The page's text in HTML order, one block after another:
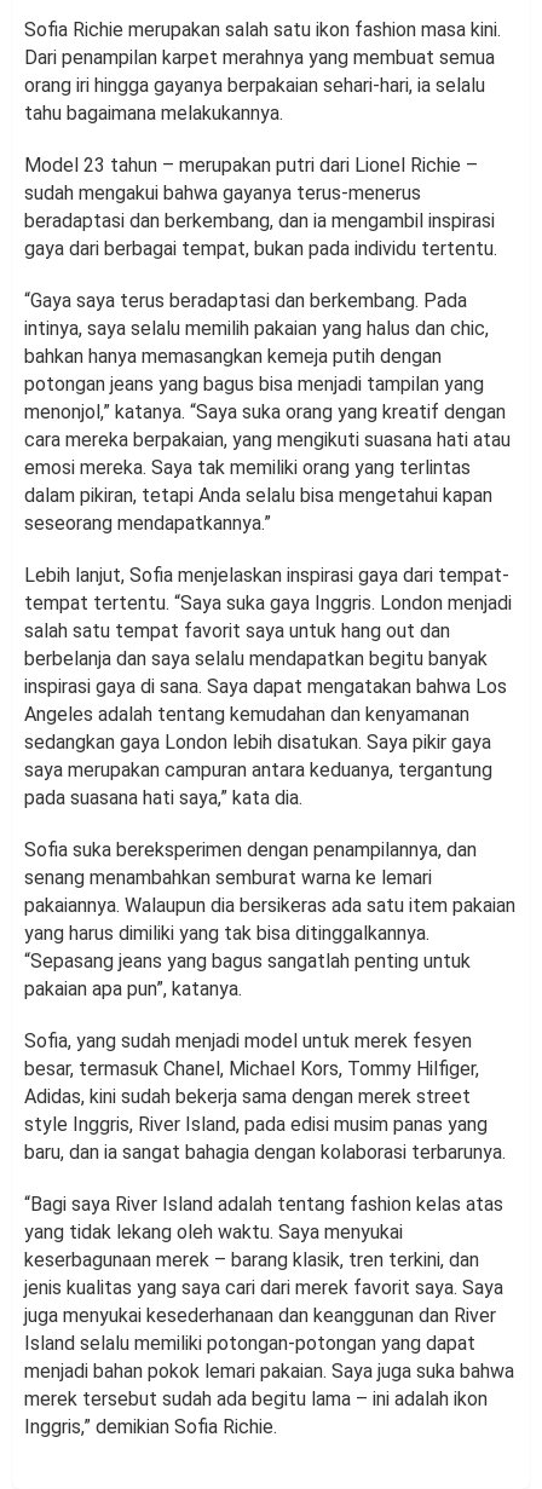
Sofia Richie merupakan salah satu ikon fashion masa kini.
Dari penampilan karpet merahnya yang membuat semua
orang iri hingga gayanya berpakaian sehari-hari, ia selalu
tahu bagaimana melakukannya.
Model 23 tahun – merupakan putri dari Lionel Richie –
sudah mengakui bahwa gayanya terus-menerus
beradaptasi dan berkembang, dan ia mengambil inspirasi
gaya dari berbagai tempat, bukan pada individu tertentu.
“Gaya saya terus beradaptasi dan berkembang. Pada
intinya, saya selalu memilih pakaian yang halus dan chic,
bahkan hanya memasangkan kemeja putih dengan
potongan jeans yang bagus bisa menjadi tampilan yang
menonjol,” katanya. “Saya suka orang yang kreatif dengan
cara mereka berpakaian, yang mengikuti suasana hati atau
emosi mereka. Saya tak memiliki orang yang terlintas
dalam pikiran, tetapi Anda selalu bisa mengetahui kapan
seseorang mendapatkannya.”
Lebih lanjut, Sofia menjelaskan inspirasi gaya dari tempat-
tempat tertentu. “Saya suka gaya Inggris. London menjadi
salah satu tempat favorit saya untuk hang out dan
berbelanja dan saya selalu mendapatkan begitu banyak
inspirasi gaya di sana. Saya dapat mengatakan bahwa Los
Angeles adalah tentang kemudahan dan kenyamanan
sedangkan gaya London lebih disatukan. Saya pikir gaya
saya merupakan campuran antara keduanya, tergantung
pada suasana hati saya,” kata dia.
Sofia suka bereksperimen dengan penampilannya, dan
senang menambahkan semburat warna ke lemari
pakaiannya. Walaupun dia bersikeras ada satu item pakaian
yang harus dimiliki yang tak bisa ditinggalkannya.
“Sepasang jeans yang bagus sangatlah penting untuk
pakaian apa pun”, katanya.
Sofia, yang sudah menjadi model untuk merek fesyen
besar, termasuk Chanel, Michael Kors, Tommy Hilfiger,
Adidas, kini sudah bekerja sama dengan merek street
style Inggris, River Island, pada edisi musim panas yang
baru, dan ia sangat bahagia dengan kolaborasi terbarunya.
“Bagi saya River Island adalah tentang fashion kelas atas
yang tidak lekang oleh waktu. Saya menyukai
keserbagunaan merek – barang klasik, tren terkini, dan
jenis kualitas yang saya cari dari merek favorit saya. Saya
juga menyukai kesederhanaan dan keanggunan dan River
Island selalu memiliki potongan-potongan yang dapat
menjadi bahan pokok lemari pakaian. Saya juga suka bahwa
merek tersebut sudah ada begitu lama – ini adalah ikon
Inggris,” demikian Sofia Richie.